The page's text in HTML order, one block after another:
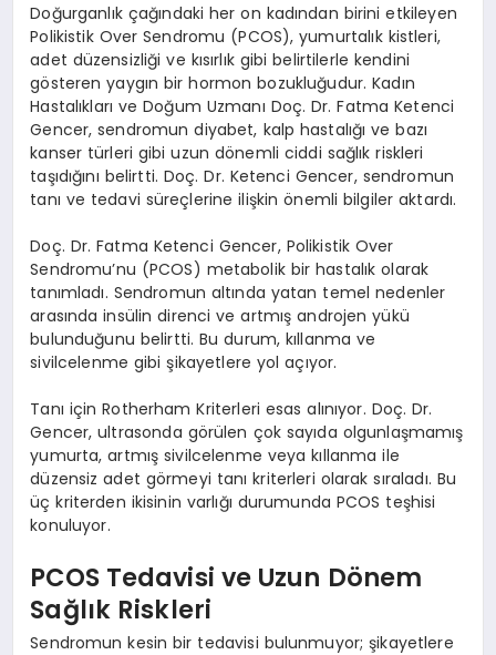
Doğurganlık çağındaki her on kadından birini etkileyen
Polikistik Over Sendromu (PCOS), yumurtalık kistleri,
adet düzensizliği ve kısırlık gibi belirtilerle kendini
gösteren yaygın bir hormon bozukluğudur. Kadın
Hastalıkları ve Doğum Uzmanı Doç. Dr. Fatma Ketenci
Gencer, sendromun diyabet, kalp hastalığı ve bazı
kanser türleri gibi uzun dönemli ciddi sağlık riskleri
taşıdığını belirtti. Doç. Dr. Ketenci Gencer, sendromun
tanı ve tedavi süreçlerine ilişkin önemli bilgiler aktardı.
Doç. Dr. Fatma Ketenci Gencer, Polikistik Over
Sendromu’nu (PCOS) metabolik bir hastalık olarak
tanımladı. Sendromun altında yatan temel nedenler
arasında insülin direnci ve artmış androjen yükü
bulunduğunu belirtti. Bu durum, kıllanma ve
sivilcelenme gibi şikayetlere yol açıyor.
Tanı için Rotherham Kriterleri esas alınıyor. Doç. Dr.
Gencer, ultrasonda görülen çok sayıda olgunlaşmamış
yumurta, artmış sivilcelenme veya kıllanma ile
düzensiz adet görmeyi tanı kriterleri olarak sıraladı. Bu
üç kriterden ikisinin varlığı durumunda PCOS teşhisi
konuluyor.
PCOS Tedavisi ve Uzun Dönem
Sağlık Riskleri
Sendromun kesin bir tedavisi bulunmuyor; şikayetlere